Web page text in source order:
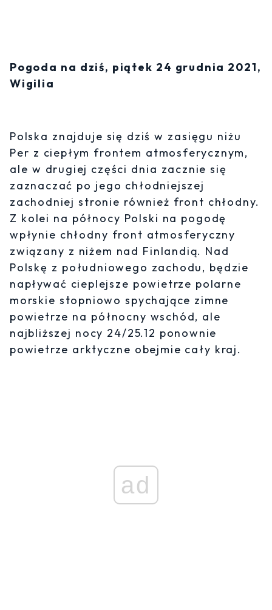
Pogoda na dziś, piątek 24 grudnia 2021,
Wigilia
Polska znajduje się dziś w zasięgu niżu
Per z ciepłym frontem atmosferycznym,
ale w drugiej części dnia zacznie się
zaznaczać po jego chłodniejszej
zachodniej stronie również front chłodny.
Z kolei na północy Polski na pogodę
wpłynie chłodny front atmosferyczny
związany z niżem nad Finlandią. Nad
Polskę z południowego zachodu, będzie
napływać cieplejsze powietrze polarne
morskie stopniowo spychające zimne
powietrze na północny wschód, ale
najbliższej nocy 24/25.12 ponownie
powietrze arktyczne obejmie cały kraj.
ad